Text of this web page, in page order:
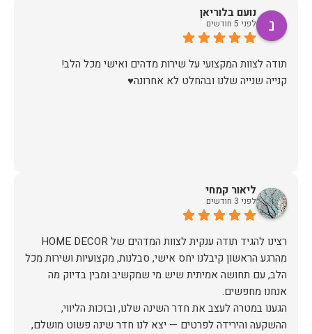
ממליצה בחום !!!
נועם בלוריאן
לפני 5 חודשים
קנייה שנייה שלנו ובהחלט לא אחרונה♥️
ליאור קמחי
לפני 3 חודשים
מהרגע הראשון קיבלנו יחס אישי, סבלנות, מקצועיות ושירות מכל
הלב, עם תחושה אמיתית שיש מי שמקשיב ומבין בדיוק מה
הגענו במטרה לעצב את חדר השינה שלנו, ובזכות הליווי,
ההשקעה והירידה לפרטים — יצא לנו חדר שינה פשוט מושלם,